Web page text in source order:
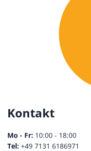
Kontakt
Mo - Fr: 10:00 - 18:00
Tel: +49 7131 6186971